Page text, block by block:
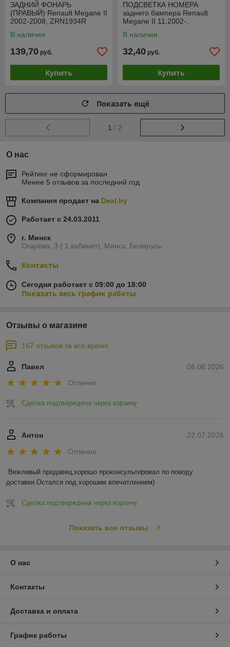
ЗАДНИЙ ФОНАРЬ
(ПРАВЫЙ) Renault Megane II
2002-2008, ZRN1934R
В наличии
139,70 руб.
Купить
ПОДСВЕТКА НОМЕРА
заднего бампера Renault
Megane II 11.2002-,
В наличии
32,40 руб.
Купить
Показать ещё
1 / 2
О нас
Рейтинг не сформирован
Менее 5 отзывов за последний год
Компания продает на Deal.by
Работает с 24.03.2011
г. Минск
Огарёва, 3 ( 1 кабинет), Минск, Беларусь
Контакты
Сегодня работает с 09:00 до 18:00
Показать весь график работы
Отзывы о магазине
167 отзывов за всё время
06.08.2026
Павел
Отлично
Сделка подтверждена через корзину
22.07.2026
Антон
Отлично
Вежливый продавец,хорошо проконсультировал по поводу
доставки.Остался под хорошим впечатлением)
Сделка подтверждена через корзину
Показать все отзывы
О нас
Контакты
Доставка и оплата
График работы